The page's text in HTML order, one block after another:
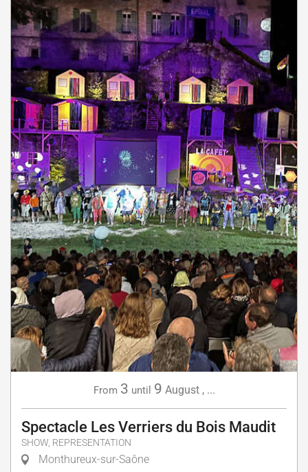
From 3 until 9 August, ...
Spectacle Les Verriers du Bois Maudit
SHOW, REPRESENTATION
Monthureux-sur-Saône